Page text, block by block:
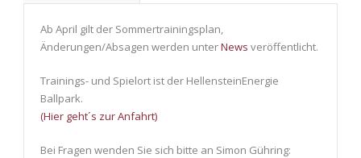
Ab April gilt der Sommertrainingsplan,
Änderungen/Absagen werden unterNews veröffentlicht.
Trainings- und Spielort ist der HellensteinEnergie
Ballpark.
(Hier geht´s zur Anfahrt)
Bei Fragen wenden Sie sich bitte an Simon Gühring: